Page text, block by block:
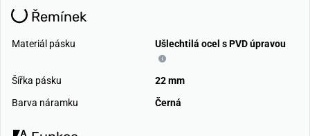
Řemínek
Materiál pásku Ušlechtilá ocel s PVD úpravou
Šířka pásku
22 mm
Barva náramku
Černá